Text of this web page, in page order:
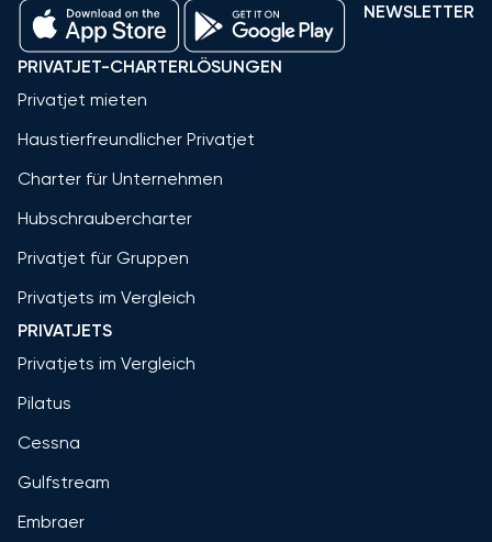
NEWSLETTER
PRIVATJET-CHARTERLÖSUNGEN
Privatjet mieten
Haustierfreundlicher Privatjet
Charter für Unternehmen
Hubschraubercharter
Privatjet für Gruppen
Privatjets im Vergleich
PRIVATJETS
Privatjets im Vergleich
Pilatus
Cessna
Gulfstream
Embraer